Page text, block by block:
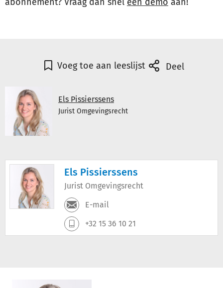
Voeg toe aan leeslijst Deel
Els Pissierssens
Jurist Omgevingsrecht
Els Pissierssens
Jurist Omgevingsrecht
E-mail
+32 15 36 10 21